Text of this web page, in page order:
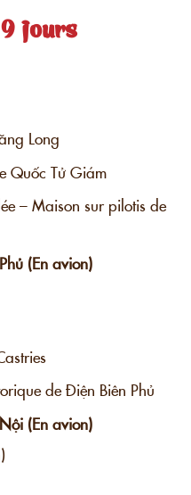
jours
Long
Quốc Tử Giám
– Maison sur pilotis de
(En avion)
de Điện Biên Phủ
(En avion)